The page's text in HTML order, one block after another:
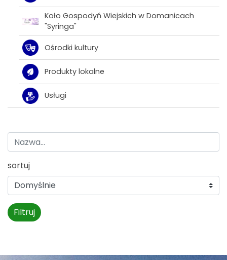
Koło Gospodyń Wiejskich w Domanicach
"Syringa"
Ośrodki kultury
Produkty lokalne
Usługi
sortuj
Filtruj